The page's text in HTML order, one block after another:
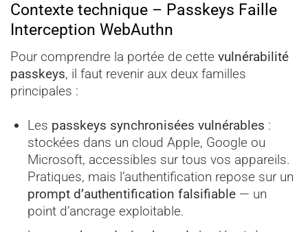
Contexte technique – Passkeys Faille
Interception WebAuthn
Pour comprendre la portée de cette vulnérabilité
passkeys, il faut revenir aux deux familles
principales :
Les passkeys synchronisées vulnérables :
stockées dans un cloud Apple, Google ou
Microsoft, accessibles sur tous vos appareils.
Pratiques, mais l’authentification repose sur un
prompt d’authentification falsifiable— un
point d’ancrage exploitable.